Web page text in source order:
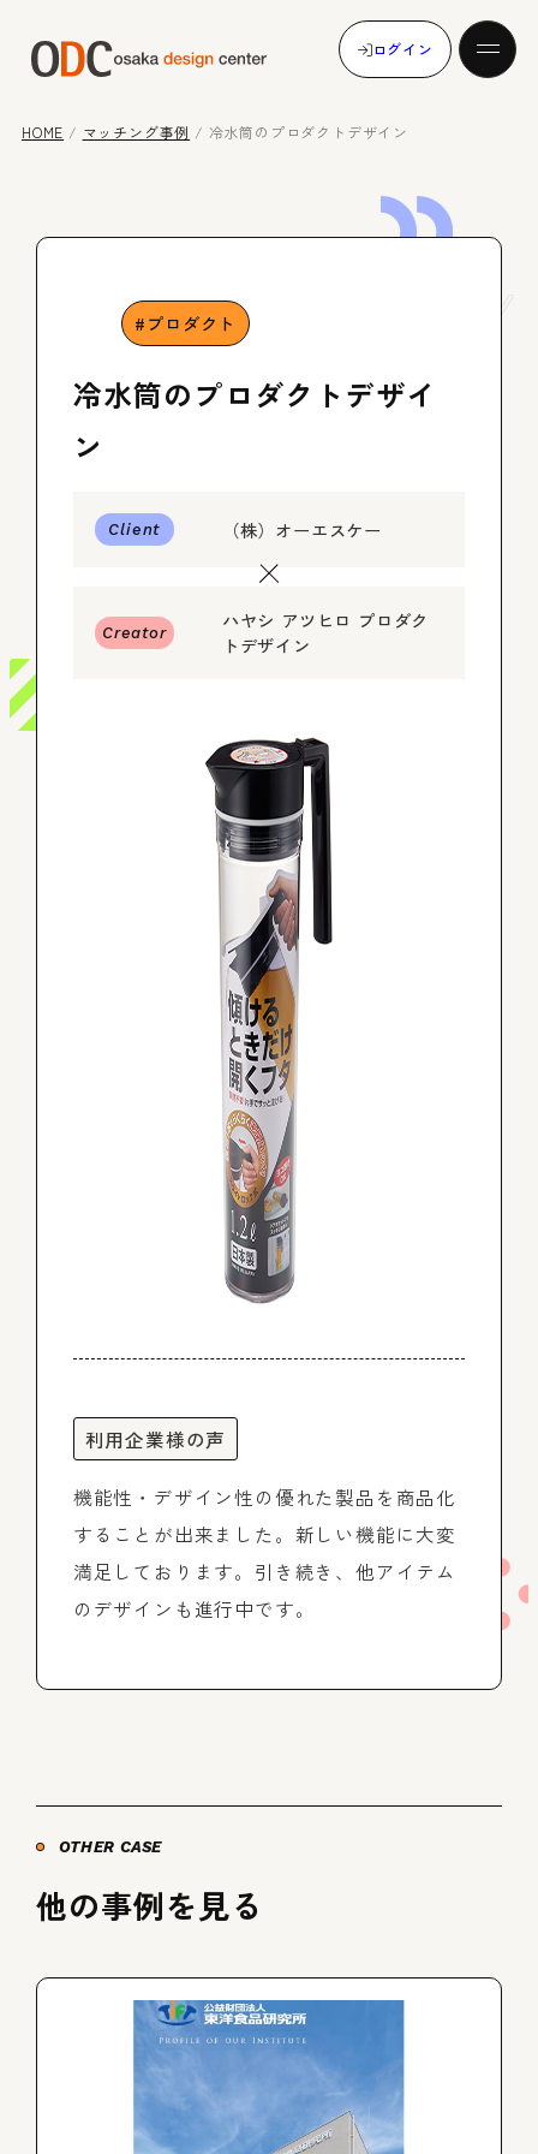
ログイン
受注する
マッチング事例
メンバー登録
ログイン
HOME / マッチング事例 / 冷水筒のプロダクトデザイン
Case
プロダクト
冷水筒のプロダクトデザイ
ン
Client （株）オーエスケー
Creator
ハヤシ アツヒロ プロダク
トデザイン
利用企業様の声
機能性・デザイン性の優れた製品を商品化
することが出来ました。新しい機能に大変
満足しております。引き続き、他アイテム
のデザインも進行中です。
OTHER CASE
他の事例を見る